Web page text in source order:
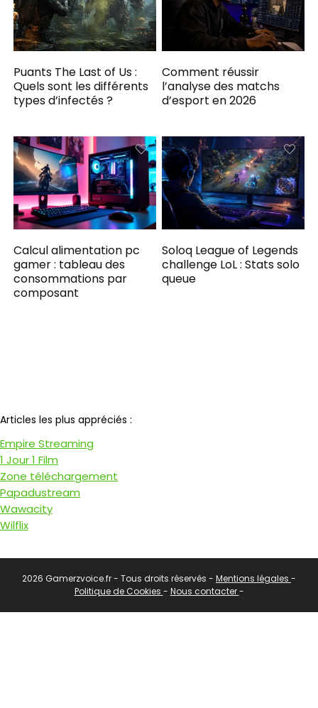
Puants The Last of Us :
Quels sont les différents
types d’infectés ?
Comment réussir
l’analyse des matchs
d’esport en 2026
Calcul alimentation pc
gamer : tableau des
consommations par
composant
Soloq League of Legends
challenge LoL : Stats solo
queue
Articles les plus appréciés :
Empire Streaming
1 Jour 1 Film
Zone téléchargement
Papadustream
Wawacity
Wilflix
2026 Gamerzvoice.fr - Tous droits réservés - Mentions légales -
Politique de Cookies - Nous contacter-